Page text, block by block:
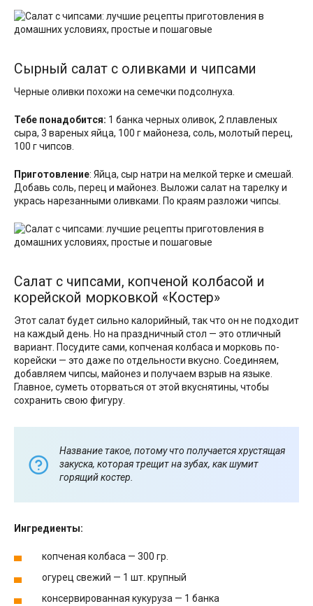
Сырный салат с оливками и чипсами
Черные оливки похожи на семечки подсолнуха.
Тебе понадобится: 1 банка черных оливок, 2 плавленых
сыра, 3 вареных яйца, 100 г майонеза, соль, молотый перец,
100 г чипсов.
Приготовление: Яйца, сыр натри на мелкой терке и смешай.
Добавь соль, перец и майонез. Выложи салат на тарелку и
укрась нарезанными оливками. По краям разложи чипсы.
Салат с чипсами, копченой колбасой и
корейской морковкой «Костер»
Этот салат будет сильно калорийный, так что он не подходит
на каждый день. Но на праздничный стол — это отличный
вариант. Посудите сами, копченая колбаса и морковь по-
корейски — это даже по отдельности вкусно. Соединяем,
добавляем чипсы, майонез и получаем взрыв на языке.
Главное, суметь оторваться от этой вкуснятины, чтобы
сохранить свою фигуру.
Название такое, потому что получается хрустящая
закуска, которая трещит на зубах, как шумит
горящий костер.
Ингредиенты:
копченая колбаса — 300 гр.
огурец свежий — 1 шт. крупный
консервированная кукуруза — 1 банка